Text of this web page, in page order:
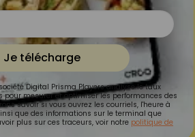
Je télécharge
Digital Prisma Players analyse le taux
pour mesurer et optimiser les performances des
savoir si vous ouvrez les courriels, l'heure à
que des informations sur le terminal que
plus sur ces traceurs, voir notre politique de